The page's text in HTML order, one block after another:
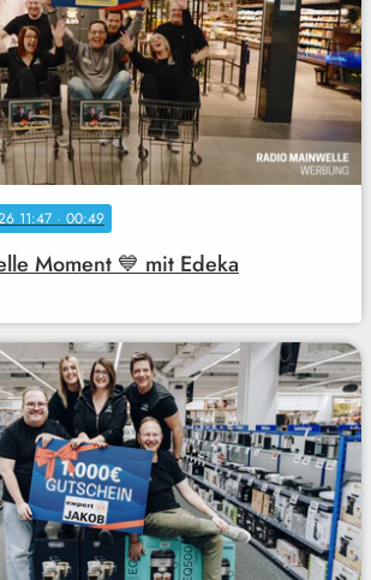
11:47 · 00:49
Moment 💙 mit Edeka